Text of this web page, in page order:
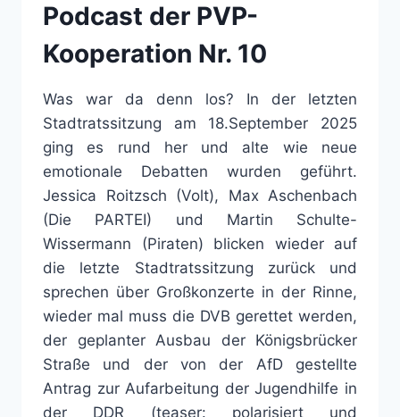
Podcast der PVP-
Kooperation Nr. 10
Was war da denn los? In der letzten
Stadtratssitzung am 18.September 2025
ging es rund her und alte wie neue
emotionale Debatten wurden geführt.
Jessica Roitzsch (Volt), Max Aschenbach
(Die PARTEI) und Martin Schulte-
Wissermann (Piraten) blicken wieder auf
die letzte Stadtratssitzung zurück und
sprechen über Großkonzerte in der Rinne,
wieder mal muss die DVB gerettet werden,
der geplanter Ausbau der Königsbrücker
Straße und der von der AfD gestellte
Antrag zur Aufarbeitung der Jugendhilfe in
der DDR (teaser: polarisiert und